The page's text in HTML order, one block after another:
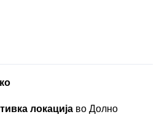
локација во Долно